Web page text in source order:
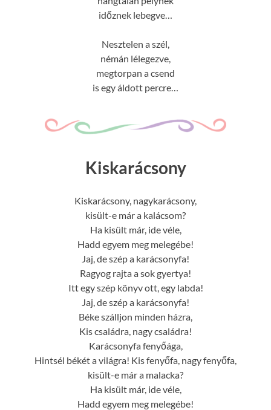
időznek lebegve…
Nesztelen a szél,
némán lélegezve,
megtorpan a csend
is egy áldott percre…
Kiskarácsony
Kiskarácsony, nagykarácsony,
kisült-e már a kalácsom?
Ha kisült már, ide véle,
Hadd egyem meg melegébe!
Jaj, de szép a karácsonyfa!
Ragyog rajta a sok gyertya!
Itt egy szép könyv ott, egy labda!
Jaj, de szép a karácsonyfa!
Béke szálljon minden házra,
Kis családra, nagy családra!
Karácsonyfa fenyőága,
Hintsél békét a világra! Kis fenyőfa, nagy fenyőfa,
kisült-e már a malacka?
Ha kisült már, ide véle,
Hadd egyem meg melegébe!